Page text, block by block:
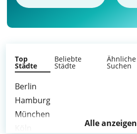
Top
Städte
Beliebte
Städte
Ähnliche
Suchen
Berlin
Hamburg
München
Alle anzeigen